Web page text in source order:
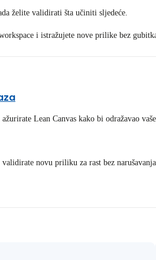
želite validirati šta učiniti sljedeće.
i istražujete nove prilike bez
Lean Canvas kako bi odražavao
novu priliku za rast bez